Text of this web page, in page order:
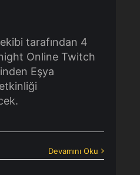
tarafından 4
Online Twitch
Eşya
Devamını Oku